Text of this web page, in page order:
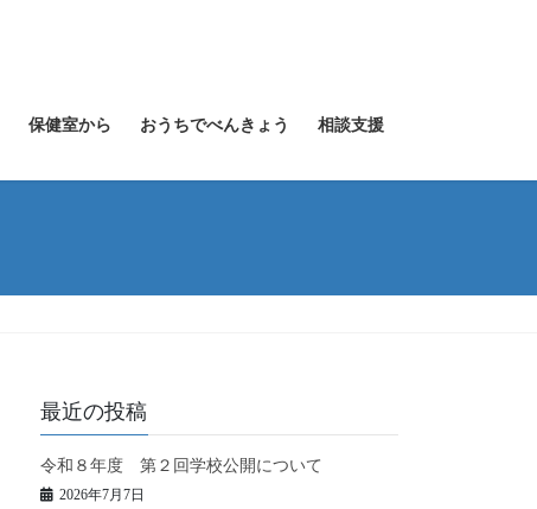
保健室から おうちでべんきょう 相談支援
最近の投稿
令和８年度 第２回学校公開について
2026年7月7日